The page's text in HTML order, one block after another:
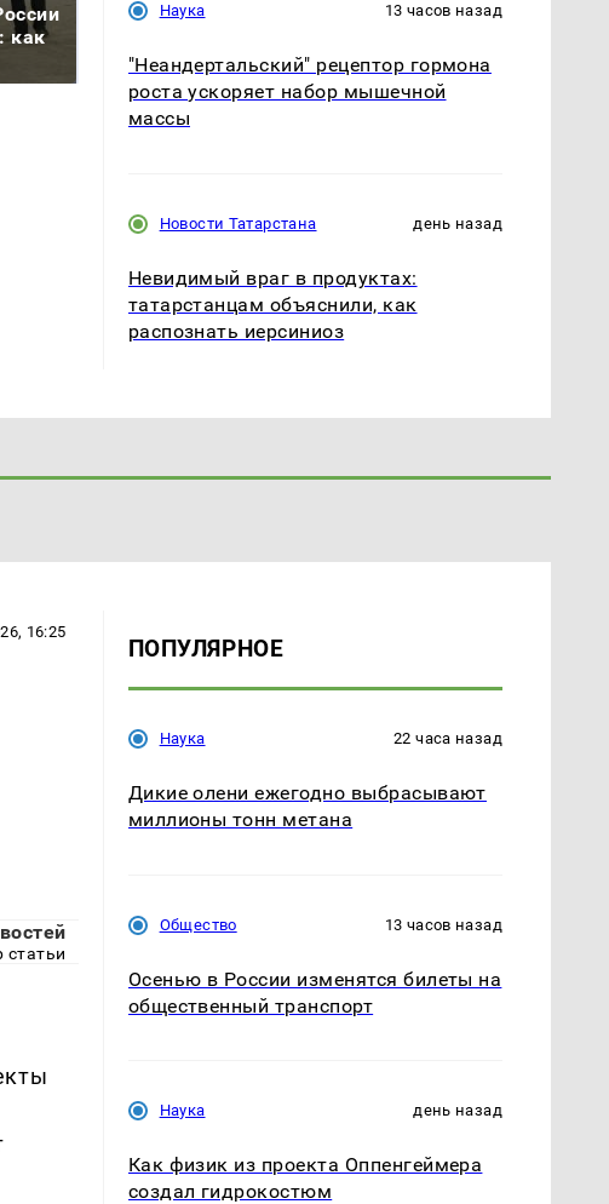
как
Не ешьте эту
магазина: список
В ОАЭ произошло
криптомиллионера
Наука 13 часов назад
"Неандертальский" рецептор гормона
роста ускоряет набор мышечной
массы
Новости Татарстана день назад
Невидимый враг в продуктах:
татарстанцам объяснили, как
распознать иерсиниоз
16:25
статьи
ПОПУЛЯРНОЕ
Наука 22 часа назад
Дикие олени ежегодно выбрасывают
миллионы тонн метана
Общество 13 часов назад
Осенью в России изменятся билеты на
общественный транспорт
Наука день назад
Как физик из проекта Оппенгеймера
создал гидрокостюм